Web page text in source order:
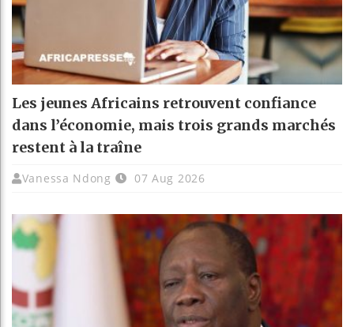
Les jeunes Africains retrouvent confiance
dans l’économie, mais trois grands marchés
restent à la traîne
Vanessa Ndong 07 Aug 2026